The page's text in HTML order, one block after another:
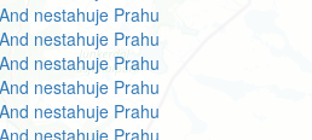
nestahuje Prahu
nestahuje Prahu
nestahuje Prahu
nestahuje Prahu
nestahuje Prahu
nestahuje Prahu